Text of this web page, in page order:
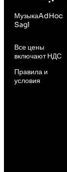
МузыкаAdHoc
Sagl
Все цены
включают НДС
Правила и
условия